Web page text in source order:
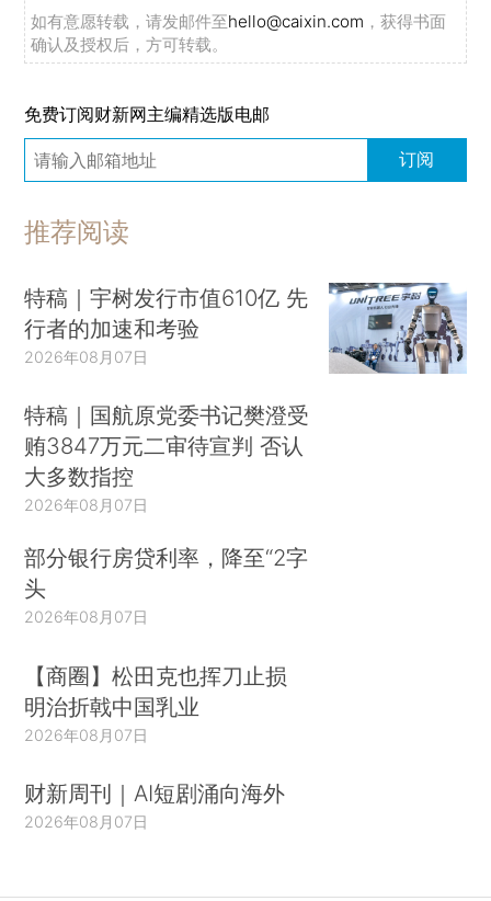
如有意愿转载，请发邮件至hello@caixin.com ，获得书面
确认及授权后，方可转载。
免费订阅财新网主编精选版电邮
订阅
推荐阅读
特稿｜宇树发行市值610亿 先
行者的加速和考验
2026年08月07日
特稿｜国航原党委书记樊澄受
贿3847万元二审待宣判 否认
大多数指控
2026年08月07日
部分银行房贷利率，降至“2字
头
2026年08月07日
【商圈】松田克也挥刀止损
明治折戟中国乳业
2026年08月07日
财新周刊｜AI短剧涌向海外
2026年08月07日